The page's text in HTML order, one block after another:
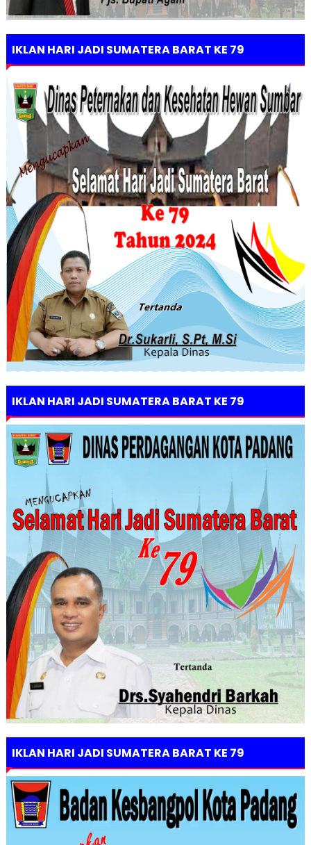
IKLAN HARI JADI SUMATERA BARAT KE 79
IKLAN HARI JADI SUMATERA BARAT KE 79
IKLAN HARI JADI SUMATERA BARAT KE 79